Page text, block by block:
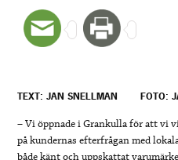
TEXT: JAN SNELLMAN FOTO:
– Vi öppnade i Grankulla för att vi
på kundernas efterfrågan med
både känt och uppskattat